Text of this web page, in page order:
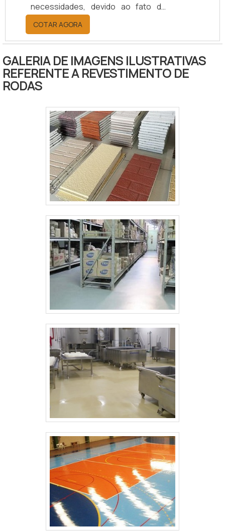
necessidades, devido ao fato de
serem peças que permitem efetuar
processos diferentes, entre eles:
Cortes; Furos; Fresamento;
Torneamento.Por possibilitar a
modelagem do formato, essa
modalidade de batente é perfeita
aplicabilidades, tornando-se um
produto de grande versatilidade
para as empresas fabris, que podem
aplicá-lo de acordo com cada nec.
COTAR AGORA
GALERIA DE IMAGENS ILUSTRATIVAS
REFERENTE A REVESTIMENTO DE
RODAS